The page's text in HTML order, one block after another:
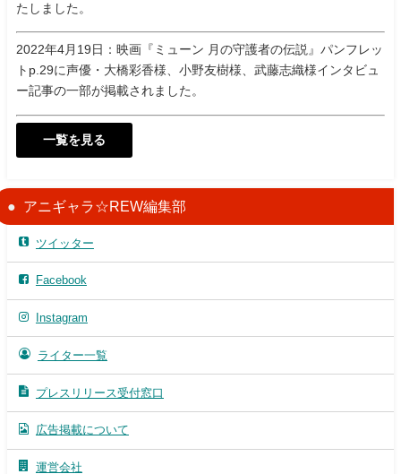
たしました。
2022年4月19日：映画『ミューン 月の守護者の伝説』パンフレッ
トp.29に声優・大橋彩香様、小野友樹様、武藤志織様インタビュ
ー記事の一部が掲載されました。
一覧を見る
アニギャラ☆REW編集部
ツイッター
Facebook
Instagram
ライター一覧
プレスリリース受付窓口
広告掲載について
運営会社